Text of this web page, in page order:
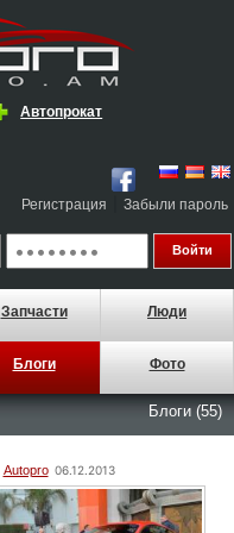
Автопрокат
Регистрация Забыли пароль
Запчасти Люди
Блоги Фото
Блоги (55)
Autopro 06.12.2013